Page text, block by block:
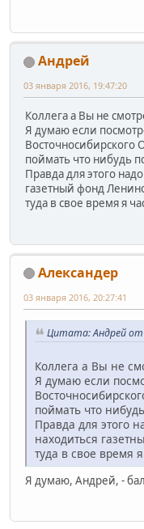
Андрей
03 января 2016, 19:47:20
Коллега а Вы не
Я думаю если
поймать что нибудь
Правда для этого
газетный фонд
туда в свое время я
Александер
03 января 2016, 20:27:41
Цитата: Андрей от
Коллега а Вы не
Я думаю если
поймать что
Правда для этого
находиться
туда в свое время
Я думаю, Андрей, -